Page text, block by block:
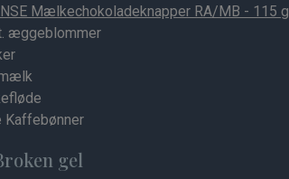
Mælkechokoladeknapper RA/MB - 115 g
æggeblommer
Kaffebønner
gel